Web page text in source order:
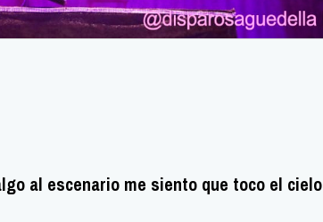
al escenario me siento que toco el cielo